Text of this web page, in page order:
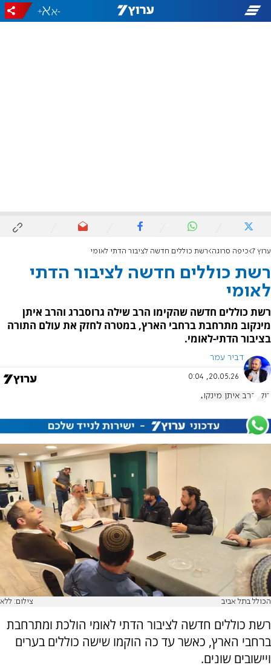
-
+
ערוץ 7 כיפה סרוגה רשת כוללים חדשה לציבור הדתי לאומי
רשת כוללים חדשה לציבור הדתי
לאומי
רשת כוללים חדשה שהקימו הרב שילה גרוסברג והרב איתן
מינקוב מתרחבת ברחבי הארץ, במטרה לחזק את עולם התורה
בציבור הדתי-לאומי.
דביר עמר
20.05.26, 0:04
כולל הרב איתן מינקוב
הכולל בתל אביב צילום: ללא
רשת כוללים חדשה לציבור הדתי לאומי הולכת ומתרחבת
ברחבי הארץ, כאשר עד כה הוקמו שישה כוללים בערים
ויישובים שונים.